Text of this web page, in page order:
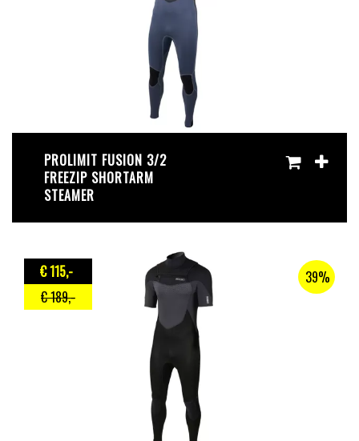
PROLIMIT FUSION 3/2
FREEZIP SHORTARM
STEAMER
€ 115,-
€ 189,-
39%